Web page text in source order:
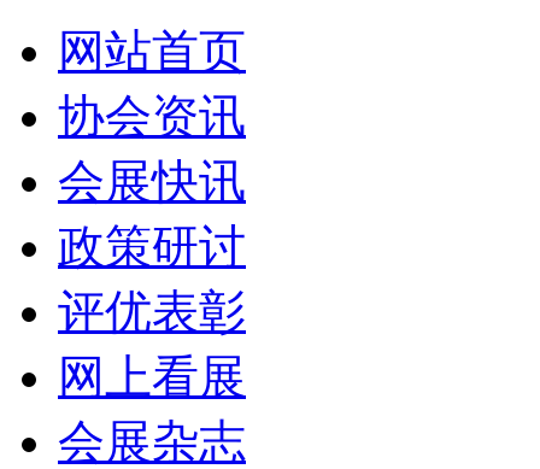
网站首页
协会资讯
会展快讯
政策研讨
评优表彰
网上看展
会展杂志